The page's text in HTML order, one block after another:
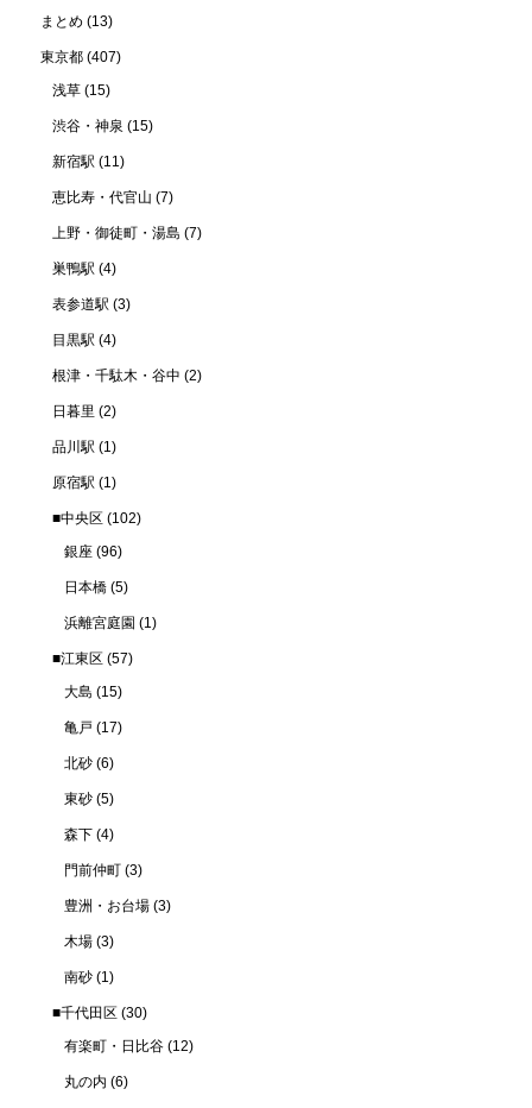
まとめ (13)
東京都 (407)
浅草 (15)
渋谷・神泉 (15)
新宿駅 (11)
恵比寿・代官山 (7)
上野・御徒町・湯島 (7)
巣鴨駅 (4)
表参道駅 (3)
目黒駅 (4)
根津・千駄木・谷中 (2)
日暮里 (2)
品川駅 (1)
原宿駅 (1)
■中央区 (102)
銀座 (96)
日本橋 (5)
浜離宮庭園 (1)
■江東区 (57)
大島 (15)
亀戸 (17)
北砂 (6)
東砂 (5)
森下 (4)
門前仲町 (3)
豊洲・お台場 (3)
木場 (3)
南砂 (1)
■千代田区 (30)
有楽町・日比谷 (12)
丸の内 (6)